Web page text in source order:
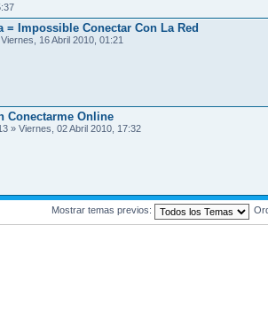
= Impossible Conectar Con La Red
16 Abril 2010, 01:21
Conectarme Online
» Viernes, 02 Abril 2010, 17:32
Mostrar temas previos: